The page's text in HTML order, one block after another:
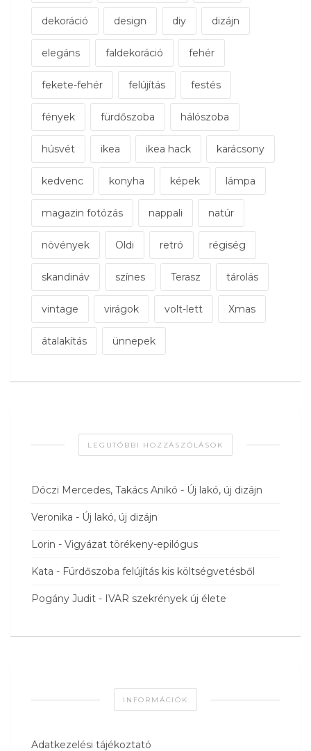
dekoráció design diy dizájn
elegáns faldekoráció fehér
fekete-fehér felújítás festés
fények fürdőszoba hálószoba
húsvét ikea ikea hack karácsony
kedvenc konyha képek lámpa
magazin fotózás nappali natúr
növények Oldi retró régiség
skandináv színes Terasz tárolás
vintage virágok volt-lett Xmas
átalakítás ünnepek
LEGUTÓBBI HOZZÁSZÓLÁSOK
Dóczi Mercedes, Takács Anikó - Új lakó, új dizájn
Veronika - Új lakó, új dizájn
Lorin - Vigyázat törékeny-epilógus
Kata - Fürdőszoba felújítás kis költségvetésből
Pogány Judit - IVAR szekrények új élete
INFORMÁCIÓK
Adatkezelési tájékoztató